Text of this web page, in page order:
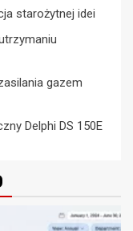
starożytnej idei
gazem
Delphi DS 150E